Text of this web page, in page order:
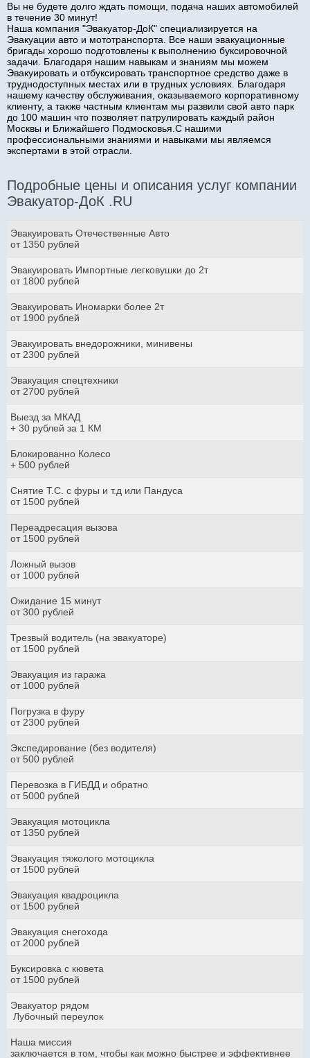
Вы не будете долго ждать помощи, подача наших автомобилей
в течение 30 минут!
Наша компания "Эвакуатор-ДоК" специализируется на
Эвакуации авто и мототранспорта. Все наши эвакуационные
бригады хорошо подготовлены к выполнению буксировочной
задачи. Благодаря нашим навыкам и знаниям мы можем
Эвакуировать и отбуксировать транспортное средство даже в
труднодоступных местах или в трудных условиях. Благодаря
нашему качеству обслуживания, оказываемого корпоративному
клиенту, а также частным клиентам мы развили свой авто парк
до 100 машин что позволяет патрулировать каждый район
Москвы и Ближайшего Подмосковья.С нашими
профессиональными знаниями и навыками мы являемся
экспертами в этой отрасли.
Подробные цены и описания услуг компании
Эвакуатор-ДоК .RU
Эвакуировать Отечественные Авто
от 1350 рублей
Эвакуировать Импортные легковушки до 2т
от 1800 рублей
Эвакуировать Иномарки более 2т
от 1900 рублей
Эвакуировать внедорожники, минивены
от 2300 рублей
Эвакуация спецтехники
от 2700 рублей
Выезд за МКАД
+ 30 рублей за 1 КМ
Блокированно Колесо
+ 500 рублей
Снятие Т.С. с фуры и т.д или Пандуса
от 1500 рублей
Переадресация вызова
от 1500 рублей
Ложный вызов
от 1000 рублей
Ожидание 15 минут
от 300 рублей
Трезвый водитель (на эвакуаторе)
от 1500 рублей
Эвакуация из гаража
от 1000 рублей
Погрузка в фуру
от 2300 рублей
Экспедирование (без водителя)
от 500 рублей
Перевозка в ГИБДД и обратно
от 5000 рублей
Эвакуация мотоцикла
от 1350 рублей
Эвакуация тяжолого мотоцикла
от 1500 рублей
Эвакуация квадроцикла
от 1500 рублей
Эвакуация снегохода
от 2000 рублей
Буксировка с кювета
от 1500 рублей
Эвакуатор рядом
Лубочный переулок
Наша миссия
заключается в том, чтобы как можно быстрее и эффективнее